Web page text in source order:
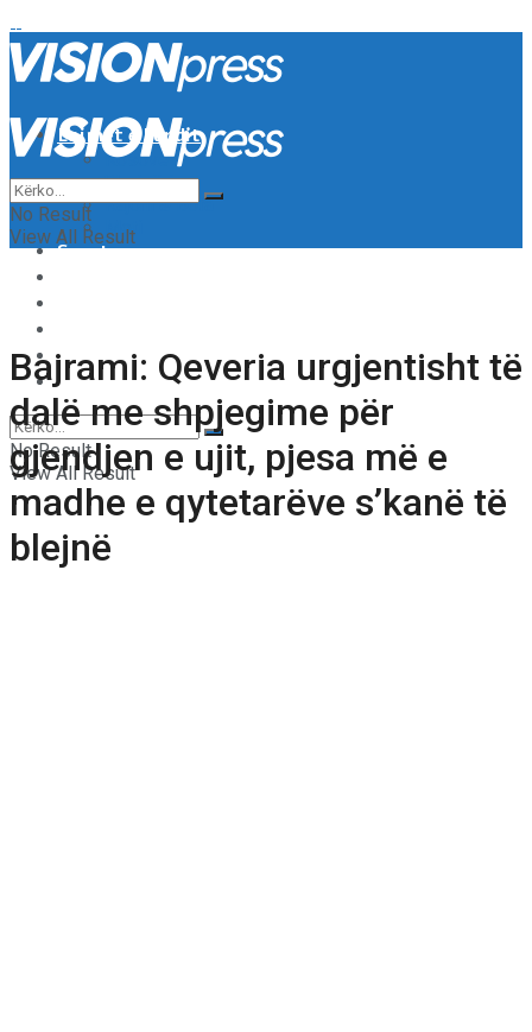
Lajmet e Fundit
Kosove
Shqipëri
Rajoni & Bota
Moti
Sport
Tech & Auto
Video
No Result
View All Result
No Result
View All Result
Bajrami: Qeveria urgjentisht të
dalë me shpjegime për
gjendjen e ujit, pjesa më e
madhe e qytetarëve s’kanë të
blejnë